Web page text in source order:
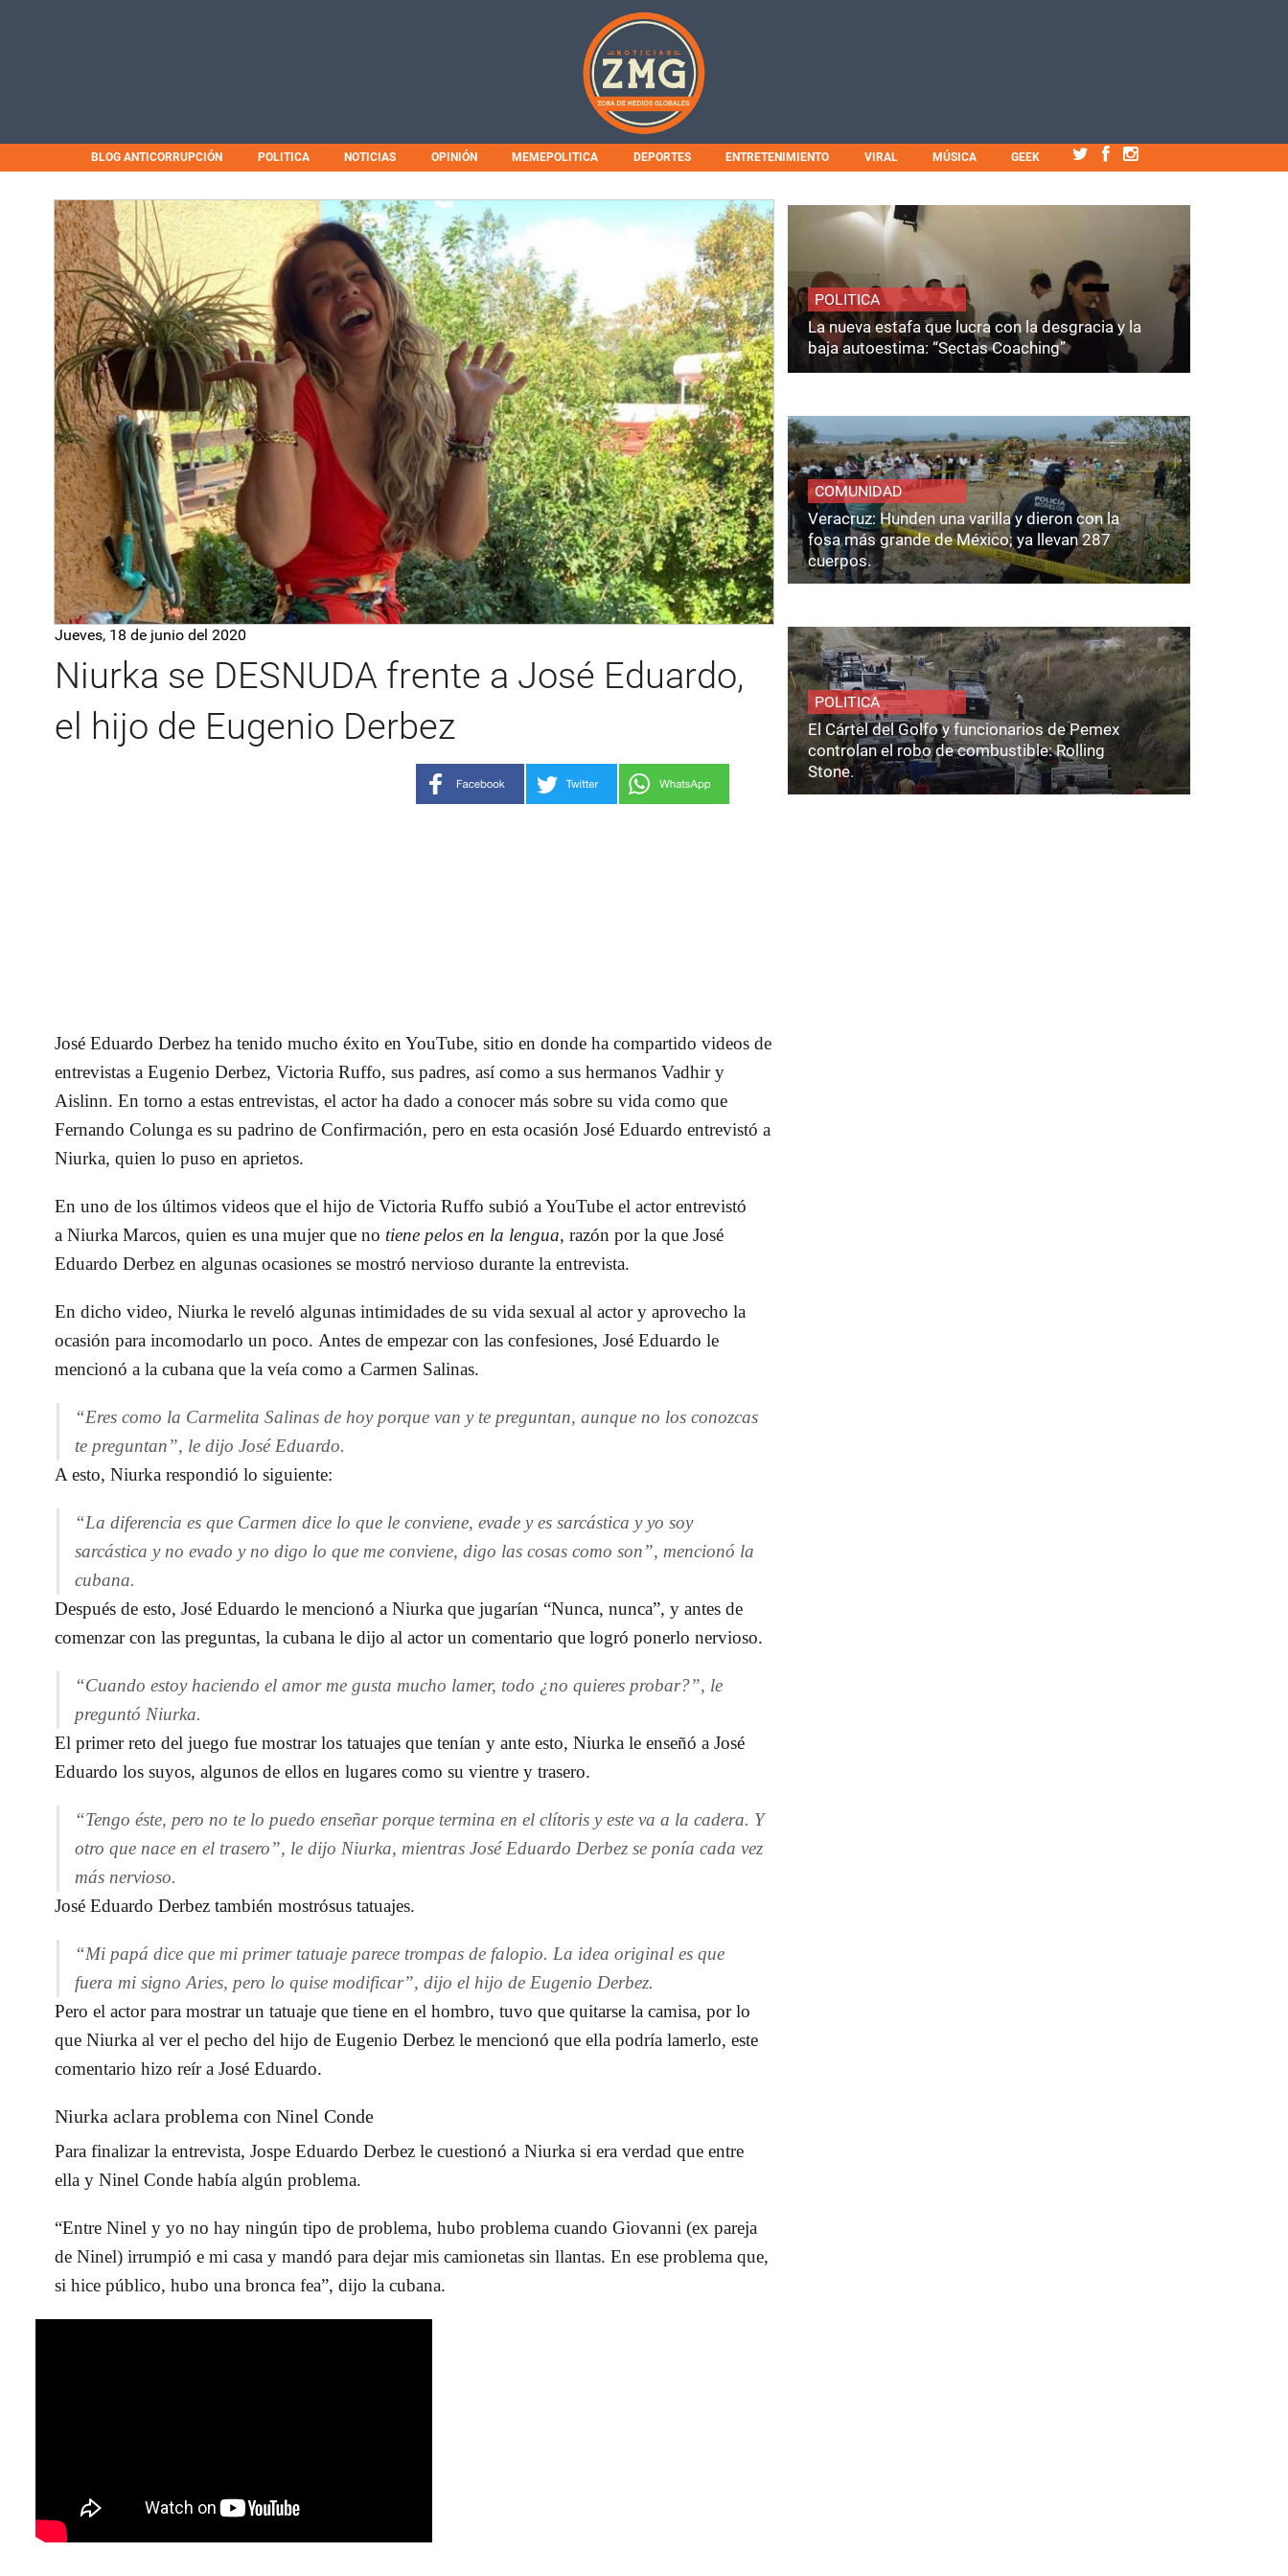
BLOG ANTICORRUPCIÓN POLITICA NOTICIAS OPINIÓN MEMEPOLITICA DEPORTES ENTRETENIMIENTO VIRAL MÚSICA GEEK
Jueves, 18 de junio del 2020
Niurka se DESNUDA frente a José Eduardo,
el hijo de Eugenio Derbez
José Eduardo Derbez ha tenido mucho éxito en YouTube, sitio en donde ha compartido videos de
entrevistas a Eugenio Derbez, Victoria Ruffo, sus padres, así como a sus hermanos Vadhir y
Aislinn. En torno a estas entrevistas, el actor ha dado a conocer más sobre su vida como que
Fernando Colunga es su padrino de Confirmación,pero en esta ocasión José Eduardo entrevistó a
Niurka, quien lo puso en aprietos.
En uno de los últimos videos que el hijo de Victoria Ruffo subió a YouTube el actor entrevistó
a Niurka Marcos, quien es una mujer que no tiene pelos en la lengua,razón por la que José
Eduardo Derbez en algunas ocasiones se mostró nervioso durante la entrevista.
En dicho video,Niurka le reveló algunas intimidades de su vida sexual al actor y aprovecho la
ocasión para incomodarlo un poco. Antes de empezar con las confesiones, José Eduardo le
mencionó a la cubana que la veía como a Carmen Salinas.
“Eres como la Carmelita Salinas de hoy porque van y te preguntan, aunque no los conozcas
te preguntan”, le dijo José Eduardo.
A esto,Niurka respondió lo siguiente:
“La diferencia es que Carmen dice lo que le conviene, evade y es sarcástica y yo soy
sarcástica y no evado y no digo lo que me conviene, digo las cosas como son”, mencionó la
cubana.
Después de esto, José Eduardo le mencionó a Niurka que jugarían “Nunca, nunca”, y antes de
comenzar con las preguntas, la cubana le dijo al actor un comentario que logró ponerlo nervioso.
“Cuando estoy haciendo el amor me gusta mucho lamer, todo ¿no quieres probar?”, le
preguntó Niurka.
El primer reto del juego fue mostrar los tatuajes que tenían y ante esto,Niurka le enseñó a José
Eduardo los suyos, algunos de ellos en lugares como su vientre y trasero.
“Tengo éste, pero no te lo puedo enseñar porque termina en el clítoris y este va a la cadera. Y
otro que nace en el trasero”, le dijo Niurka, mientras José Eduardo Derbez se ponía cada vez
más nervioso.
José Eduardo Derbez también mostrósus tatuajes.
“Mi papá dice que mi primer tatuaje parece trompas de falopio. La idea original es que
fuera mi signo Aries, pero lo quise modificar”, dijo el hijo de Eugenio Derbez.
Pero el actor para mostrar un tatuaje que tiene en el hombro, tuvo que quitarse la camisa, por lo
que Niurka al ver el pecho del hijo de Eugenio Derbez le mencionó que ella podría lamerlo, este
comentario hizo reír a José Eduardo.
Niurka aclara problema con Ninel Conde
Para finalizar la entrevista, Jospe Eduardo Derbez le cuestionó a Niurka si era verdad que entre
ella y Ninel Conde había algún problema.
“Entre Ninel y yo no hay ningún tipo de problema, hubo problema cuando Giovanni (ex pareja
de Ninel) irrumpió e mi casa y mandó para dejar mis camionetas sin llantas. En ese problema que,
si hice público, hubo una bronca fea”, dijo la cubana.
POLITICA
La nueva estafa que lucra con la desgracia y la
baja autoestima: “Sectas Coaching”
COMUNIDAD
Veracruz: Hunden una varilla y dieron con la
fosa más grande de México; ya llevan 287
cuerpos.
POLITICA
El Cártel del Golfo y funcionarios de Pemex
controlan el robo de combustible: Rolling
Stone.